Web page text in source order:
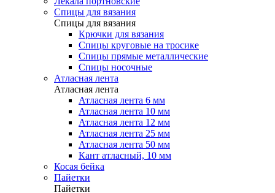
Спицы для вязания
Спицы для вязания
Крючки для вязания
Спицы круговые на тросике
Спицы прямые металлические
Спицы носочные
Атласная лента
Атласная лента
Атласная лента 6 мм
Атласная лента 10 мм
Атласная лента 12 мм
Атласная лента 25 мм
Атласная лента 50 мм
Кант атласный, 10 мм
Косая бейка
Пайетки
Пайетки